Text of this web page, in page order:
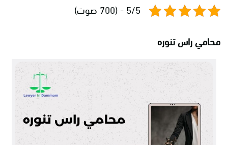
5/5 - (700 صوت)
محامي راس تنوره